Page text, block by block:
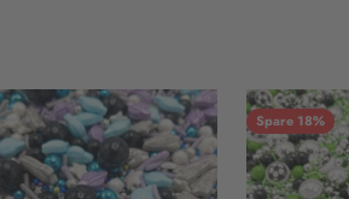
Spare 18%